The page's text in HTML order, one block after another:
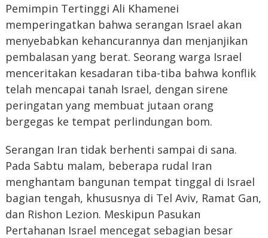
Pemimpin Tertinggi Ali Khamenei
memperingatkan bahwa serangan Israel akan
menyebabkan kehancurannya dan menjanjikan
pembalasan yang berat. Seorang warga Israel
menceritakan kesadaran tiba-tiba bahwa konflik
telah mencapai tanah Israel, dengan sirene
peringatan yang membuat jutaan orang
bergegas ke tempat perlindungan bom.
Serangan Iran tidak berhenti sampai di sana.
Pada Sabtu malam, beberapa rudal Iran
menghantam bangunan tempat tinggal di Israel
bagian tengah, khususnya di Tel Aviv, Ramat Gan,
dan Rishon Lezion. Meskipun Pasukan
Pertahanan Israel mencegat sebagian besar